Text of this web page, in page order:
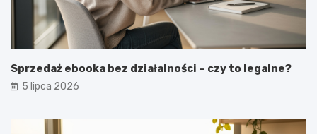
Sprzedaż ebooka bez działalności – czy to legalne?
5 lipca 2026